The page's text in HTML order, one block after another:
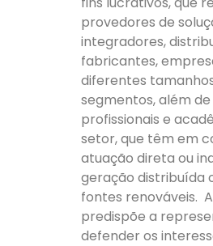
provedores de
integradores,
fabricantes,
diferentes
segmentos, além de
profissionais e
setor, que têm em
atuação direta ou
geração distribuída
fontes renováveis. A
predispõe a
defender os